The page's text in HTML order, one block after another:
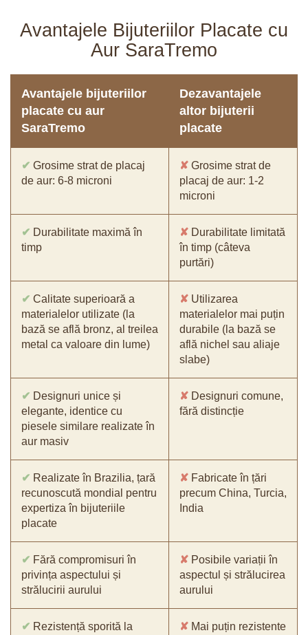
Avantajele Bijuteriilor Placate cu
Aur SaraTremo
Avantajele bijuteriilor
placate cu aur
SaraTremo
Dezavantajele
altor bijuterii
placate
✔ Grosime strat de placaj
de aur: 6-8 microni
✘ Grosime strat de
placaj de aur: 1-2
microni
✔ Durabilitate maximă în
timp
✘ Durabilitate limitată
în timp (câteva
purtări)
✔ Calitate superioară a
materialelor utilizate (la
bază se află bronz, al treilea
metal ca valoare din lume)
✘ Utilizarea
materialelor mai puțin
durabile (la bază se
află nichel sau aliaje
slabe)
✔ Designuri unice și
elegante, identice cu
piesele similare realizate în
aur masiv
✘ Designuri comune,
fără distincție
✔ Realizate în Brazilia, țară
recunoscută mondial pentru
expertiza în bijuteriile
placate
✘ Fabricate în țări
precum China, Turcia,
India
✔ Fără compromisuri în
privința aspectului și
strălucirii aurului
✘ Posibile variații în
aspectul și strălucirea
aurului
✔ Rezistență sporită la
✘ Mai puțin rezistente